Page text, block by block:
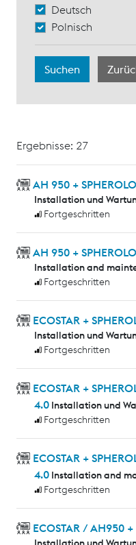
Deutsch
Polnisch
Ergebnisse: 27
AH 950 +
Installation und
Fortgeschritten
AH 950 +
Installation and
Fortgeschritten
ECOSTAR +
Installation und
Fortgeschritten
ECOSTAR +
4.0 Installation und
Fortgeschritten
ECOSTAR +
4.0 Installation and
Fortgeschritten
ECOSTAR / AH950 +